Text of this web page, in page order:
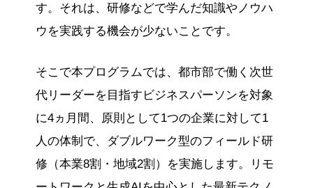
す。それは、研修などで学んだ知識やノウハ
ウを実践する機会が少ないことです。
そこで本プログラムでは、都市部で働く次世
代リーダーを目指すビジネスパーソンを対象
に4ヵ月間、原則として1つの企業に対して1
人の体制で、ダブルワーク型のフィールド研
修（本業8割・地域2割）を実施します。リモ